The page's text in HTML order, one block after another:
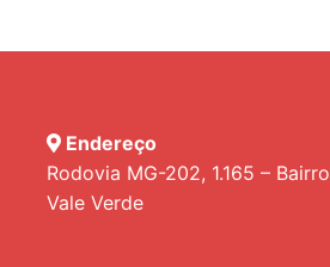
Endereço
Rodovia MG-202, 1.165 – Bairro
Vale Verde